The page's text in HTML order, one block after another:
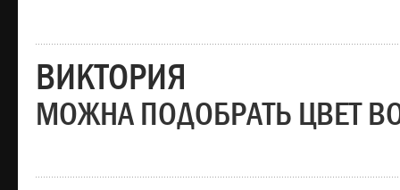
ВИКТОРИЯ
МОЖНА ПОДОБРАТЬ ЦВЕТ